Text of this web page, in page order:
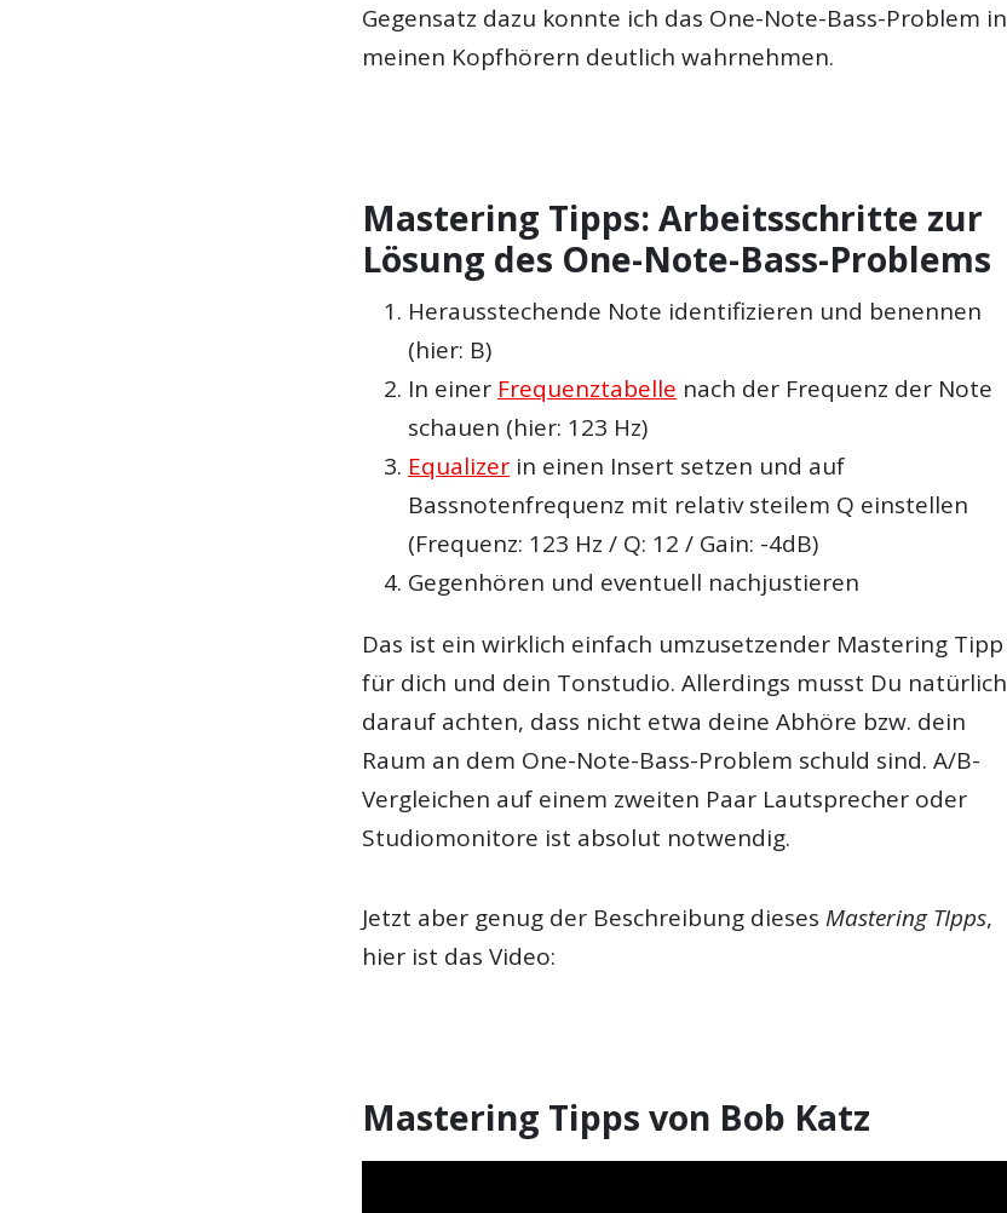
Gegensatz dazu konnte ich das One-Note-Bass-Problem in
meinen Kopfhörern deutlich wahrnehmen.
Mastering Tipps: Arbeitsschritte zur
Lösung des One-Note-Bass-Problems
Herausstechende Note identifizieren und benennen
(hier: B)
In einer Frequenztabelle nach der Frequenz der Note
schauen (hier: 123 Hz)
Equalizer in einen Insert setzen und auf
Bassnotenfrequenz mit relativ steilem Q einstellen
(Frequenz: 123 Hz / Q: 12 / Gain: -4dB)
Gegenhören und eventuell nachjustieren
Das ist ein wirklich einfach umzusetzender Mastering Tipp
für dich und dein Tonstudio. Allerdings musst Du natürlich
darauf achten, dass nicht etwa deine Abhöre bzw. dein
Raum an dem One-Note-Bass-Problem schuld sind. A/B-
Vergleichen auf einem zweiten Paar Lautsprecher oder
Studiomonitore ist absolut notwendig.
Jetzt aber genug der Beschreibung diesesMastering TIpps,
hier ist das Video:
Mastering Tipps von Bob Katz